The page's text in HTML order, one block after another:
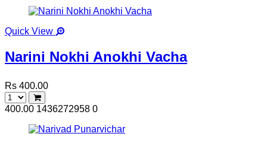
Quick View
Narini Nokhi Anokhi Vacha
Rs 400.00
400.00 1436272958 0